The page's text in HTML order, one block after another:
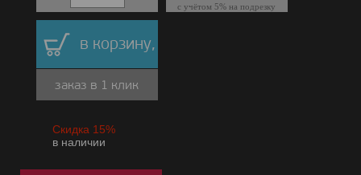
с учётом 5% на подрезку
в корзину,
заказ в 1 клик
Скидка 15%
в наличии